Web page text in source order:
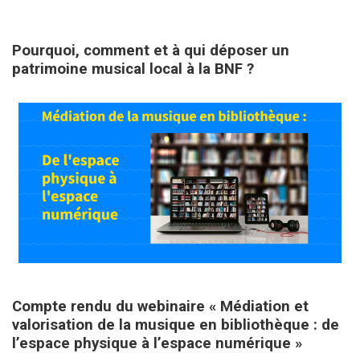
Pourquoi, comment et à qui déposer un
patrimoine musical local à la BNF ?
Compte rendu du webinaire « Médiation et
valorisation de la musique en bibliothèque : de
l’espace physique à l’espace numérique »